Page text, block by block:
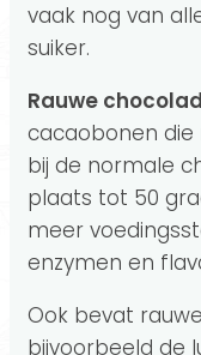
vaak nog van
suiker.
Rauwe
cacaobonen die
bij de normale
plaats tot 50
meer
enzymen en
Ook bevat
bijvoorbeeld de